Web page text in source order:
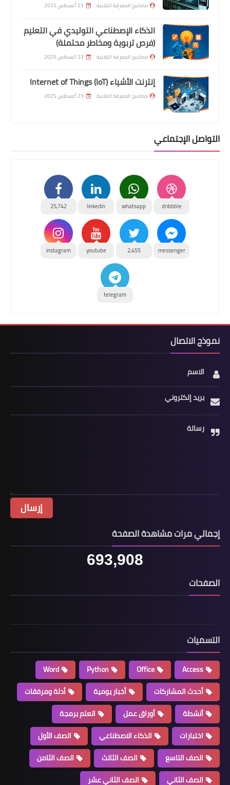
مصابيح المعرفة التقنية 23 أغسطس 2025
الذكاء الإصطناعي التوليدي في التعليم
(فرص تربوية ومخاطر محتملة)
مصابيح المعرفة التقنية 23 أغسطس 2025
إنترنت الأشياء Internet of Things (IoT)
مصابيح المعرفة التقنية 23 أغسطس 2025
التواصل الإجتماعي
dribbble
whatsapp
linkedin
25,742
messenger
2,455
youtube
instagram
telegram
نموذج الاتصال
الاسم
بريد إلكتروني
رسالة
إجمالي مرات مشاهدة الصفحة
693,908
الصفحات
التسميات
Access
Office
Python
Word
أحدث المشاركات
أخبار يومية
أدلة ومرفقات
أنشطة
أوراق عمل
اتعلم برمجة
اختبارات
الذكاء الاصطناعي
الصف الأول
الصف التاسع
الصف الثالث
الصف الثامن
الصف الثاني
الصف الثاني عشر